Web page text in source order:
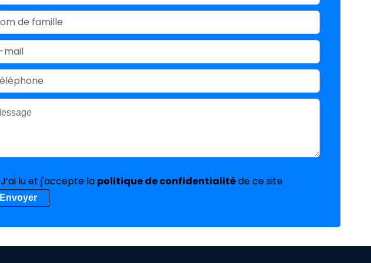
J’ai lu et j'accepte la politique de confidentialitéde ce site
Envoyer